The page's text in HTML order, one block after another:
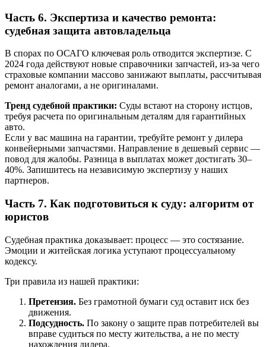
Часть 6. Экспертиза и качество ремонта:
судебная защита автовладельца
В спорах по ОСАГО ключевая роль отводится экспертизе. С
2024 года действуют новые справочники запчастей, из-за чего
страховые компании массово занижают выплаты, рассчитывая
ремонт аналогами, а не оригиналами.
Тренд судебной практики: Суды встают на сторону истцов,
требуя расчета по оригинальным деталям для гарантийных
авто.
Если у вас машина на гарантии, требуйте ремонт у дилера
конвейерными запчастями. Направление в дешевый сервис —
повод для жалобы. Разница в выплатах может достигать 30–
40%. Запишитесь на независимую экспертизу у наших
партнеров.
Часть 7. Как подготовиться к суду: алгоритм от
юристов
Судебная практика доказывает: процесс — это состязание.
Эмоции и житейская логика уступают процессуальному
кодексу.
Три правила из нашей практики:
Претензия. Без грамотной бумаги суд оставит иск без
движения.
Подсудность. По закону о защите прав потребителей вы
вправе судиться по месту жительства, а не по месту
нахождения дилера.